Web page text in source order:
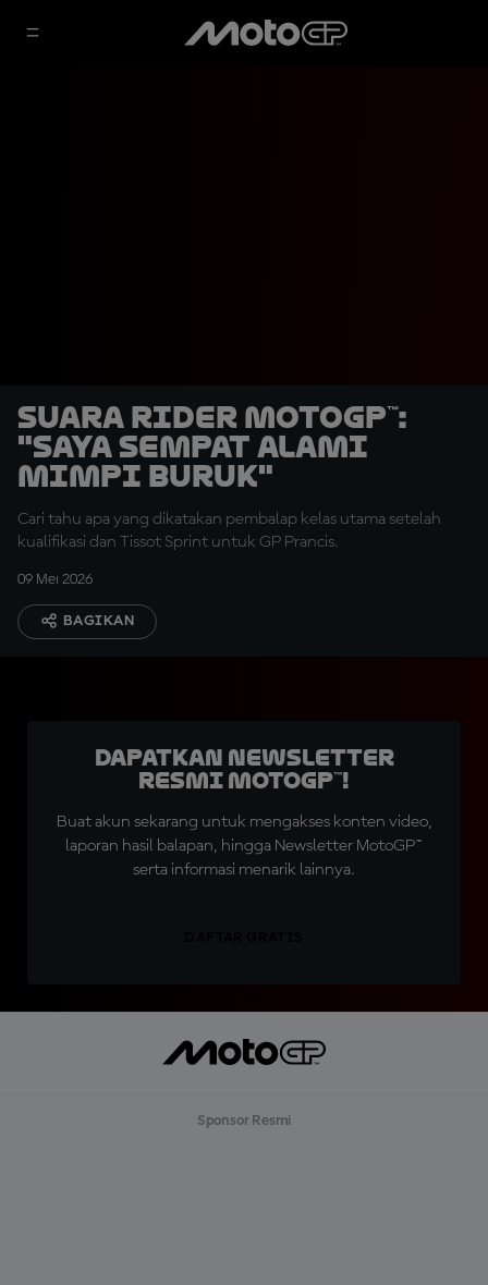
Suara Rider MotoGP™:
"Saya Sempat Alami
Mimpi Buruk"
Cari tahu apa yang dikatakan pembalap kelas utama setelah
kualifikasi dan Tissot Sprint untuk GP Prancis.
09 Mei 2026
BAGIKAN
Dapatkan Newsletter
Resmi MotoGP™!
Buat akun sekarang untuk mengakses konten video,
laporan hasil balapan, hingga Newsletter MotoGP™
serta informasi menarik lainnya.
Sponsor Resmi